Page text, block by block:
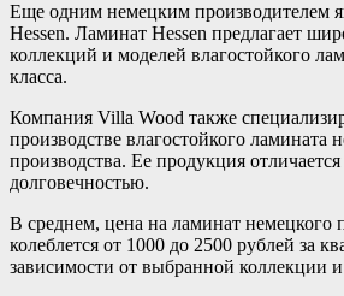
Еще одним немецким производителем
Hessen. Ламинат Hessen предлагает
коллекций и моделей влагостойкого
класса.
Компания Villa Wood также
производстве влагостойкого ламината
производства. Ее продукция
долговечностью.
В среднем, цена на ламинат немецкого
колеблется от 1000 до 2500 рублей за
зависимости от выбранной коллекции